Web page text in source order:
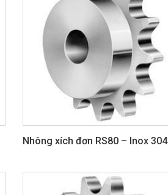
Nhông xích đơn RS80 – Inox 304